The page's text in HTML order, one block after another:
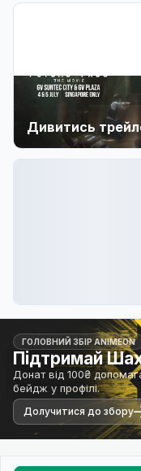
Дивитись
ГОЛОВНИЙ ЗБІР ANIMEON
Підтримай
Донат від 100₴
бейдж у профілі.
Долучитися до збору